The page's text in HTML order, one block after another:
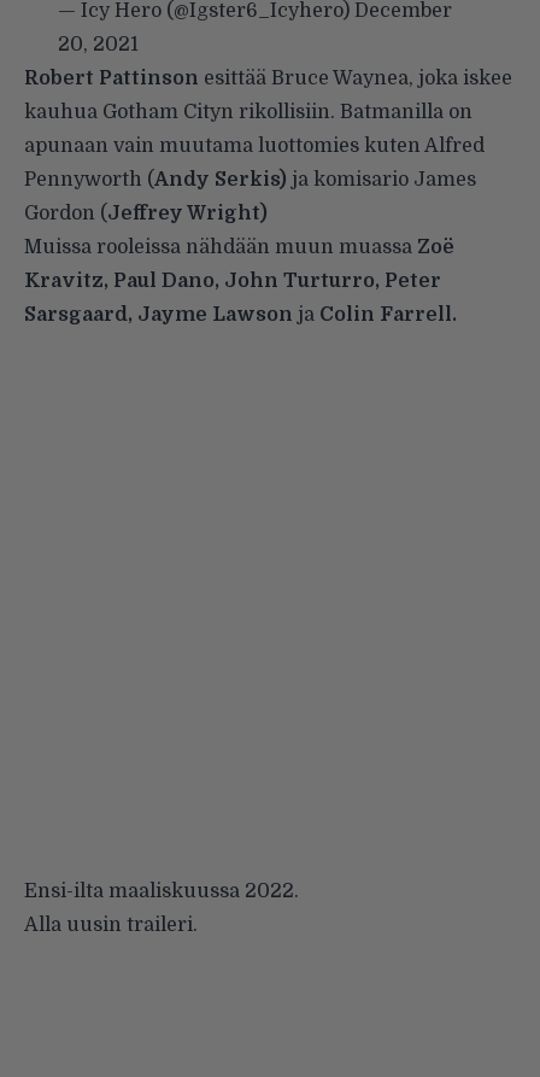
— Icy Hero (@Igster6_Icyhero) December
20, 2021
Robert Pattinson esittää Bruce Waynea, joka iskee
kauhua Gotham Cityn rikollisiin. Batmanilla on
apunaan vain muutama luottomies kuten Alfred
Pennyworth (Andy Serkis) ja komisario James
Gordon (Jeffrey Wright)
Muissa rooleissa nähdään muun muassa Zoë
Kravitz, Paul Dano, John Turturro, Peter
Sarsgaard, Jayme Lawson ja Colin Farrell.
Ensi-ilta maaliskuussa 2022.
Alla uusin traileri.